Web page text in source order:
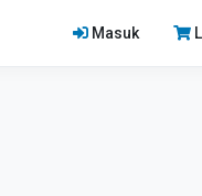
Masuk